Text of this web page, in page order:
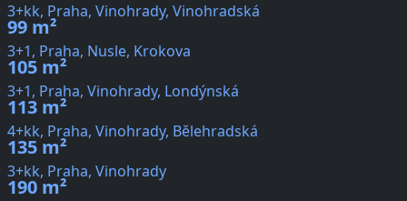
3+kk, Praha, Vinohrady, Vinohradská
99 m²
3+1, Praha, Nusle, Krokova
105 m²
3+1, Praha, Vinohrady, Londýnská
113 m²
4+kk, Praha, Vinohrady, Bělehradská
135 m²
3+kk, Praha, Vinohrady
190 m²